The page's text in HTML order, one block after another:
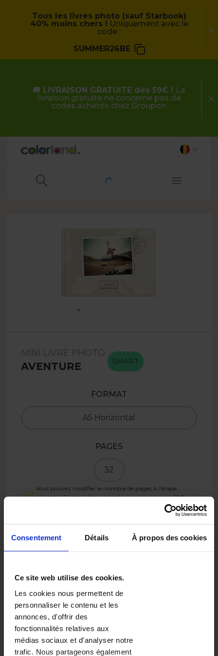
Consentement Détails À propos des cookies
Ce site web utilise des cookies.
Les cookies nous permettent de
personnaliser le contenu et les
annonces, d'offrir des
fonctionnalités relatives aux
médias sociaux et d'analyser notre
trafic. Nous partageons également
Tous les livres photo (sauf Starbook)
40% moins chers ! Uniquement avec le
code :
SUMMER26BE
🚚 LIVRAISON GRATUITE dès 59€ ! La
livraison gratuite ne concerne pas de
codes achetés chez Groupon.
MINI LIVRE PHOTO
AVENTURE SMART
FORMAT
A5 Horizontal
PAGES
32
Vous pouvez modifier le nombre de pages à l'étape
suivante. Ce produit peut contenir au maximum100
Créez
11.99EUR
Avec le code : SUMMER26BE